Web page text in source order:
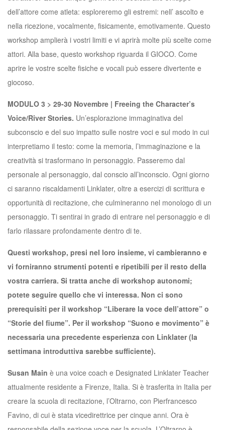
dell’attore come atleta: esploreremo gli estremi: nell’ ascolto e
nella ricezione, vocalmente, fisicamente, emotivamente. Questo
workshop amplierà i vostri limiti e vi aprirà molte più scelte come
attori. Alla base, questo workshop riguarda il GIOCO. Come
aprire le vostre scelte fisiche e vocali può essere divertente e
giocoso.
MODULO 3 > 29-30 Novembre | Freeing the Character’s
Voice/River Stories. Un’esplorazione immaginativa del
subconscio e del suo impatto sulle nostre voci e sul modo in cui
interpretiamo il testo: come la memoria, l’immaginazione e la
creatività si trasformano in personaggio. Passeremo dal
personale al personaggio, dal conscio all’inconscio. Ogni giorno
ci saranno riscaldamenti Linklater, oltre a esercizi di scrittura e
opportunità di recitazione, che culmineranno nel monologo di un
personaggio. Ti sentirai in grado di entrare nel personaggio e di
farlo rilassare profondamente dentro di te.
Questi workshop, presi nel loro insieme, vi cambieranno e
vi forniranno strumenti potenti e ripetibili per il resto della
vostra carriera. Si tratta anche di workshop autonomi;
potete seguire quello che vi interessa. Non ci sono
prerequisiti per il workshop “Liberare la voce dell’attore” o
“Storie del fiume”. Per il workshop “Suono e movimento” è
necessaria una precedente esperienza con Linklater (la
settimana introduttiva sarebbe sufficiente).
Susan Main è una voice coach e Designated Linklater Teacher
attualmente residente a Firenze, Italia. Si è trasferita in Italia per
creare la scuola di recitazione, l’Oltrarno, con Pierfrancesco
Favino, di cui è stata vicedirettrice per cinque anni. Ora è